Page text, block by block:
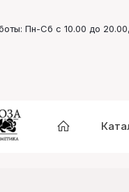
Пн-Сб с 10.00 до